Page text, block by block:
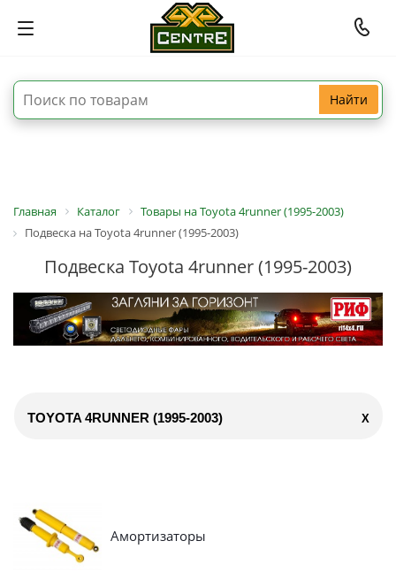
Найти
Главная Каталог
Товары на Toyota 4runner (1995-2003)
Подвеска на Toyota 4runner (1995-2003)
Подвеска Toyota 4runner (1995-2003)
TOYOTA 4RUNNER (1995-2003) X
Амортизаторы